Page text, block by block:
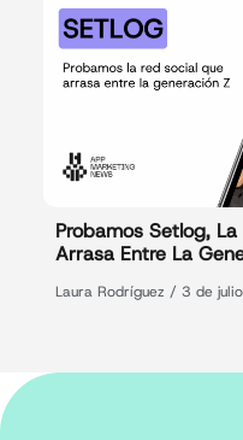
Probamos Setlog,
Arrasa Entre La
Laura Rodríguez 3 de